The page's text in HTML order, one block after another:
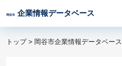
岡谷市 企業情報データベース
トップ> 岡谷市企業情報データベース